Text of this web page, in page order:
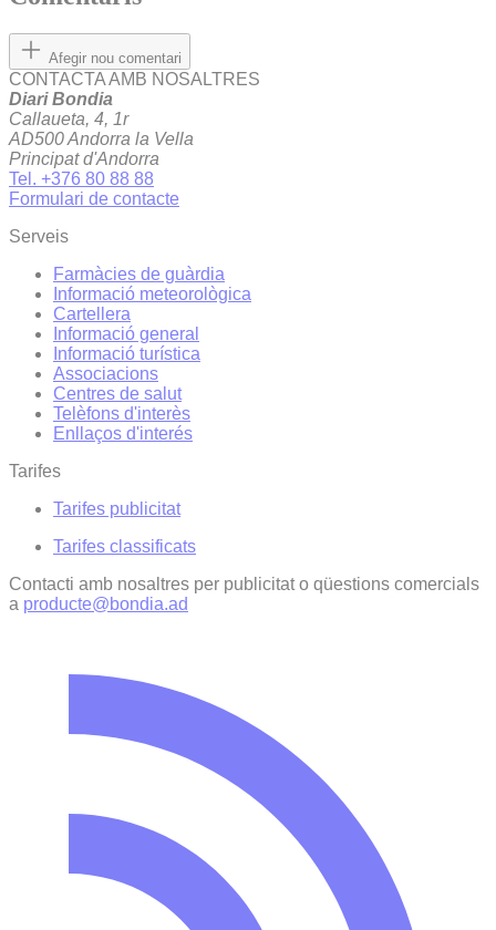
Afegir nou comentari
CONTACTA AMB NOSALTRES
Diari Bondia
Callaueta, 4, 1r
AD500 Andorra la Vella
Principat d'Andorra
Tel. +376 80 88 88
Formulari de contacte
Serveis
Farmàcies de guàrdia
Informació meteorològica
Cartellera
Informació general
Informació turística
Associacions
Centres de salut
Telèfons d'interès
Enllaços d'interés
Tarifes
Tarifes publicitat
Tarifes classificats
Contacti amb nosaltres per publicitat o qüestions comercials
a producte@bondia.ad